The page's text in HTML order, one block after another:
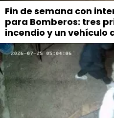
Fin de semana con
para Bomberos: tres
incendio y un vehículo